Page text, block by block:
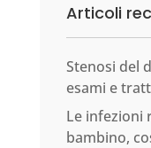
Articoli
Stenosi del
esami e
Le infezioni
bambino,